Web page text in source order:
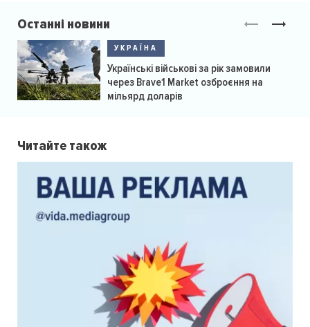
Останні новини
УКРАЇНА
Українські військові за рік замовили
через Brave1 Market озброєння на
мільярд доларів
Читайте також